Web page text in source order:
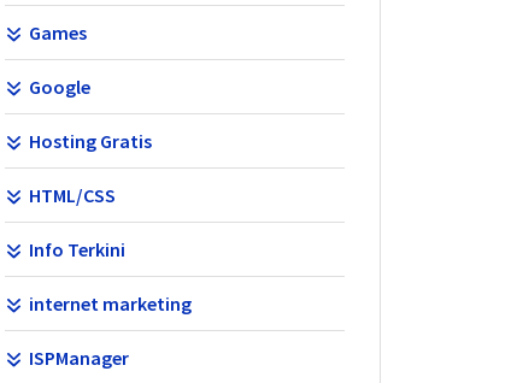
Games
Google
Hosting Gratis
HTML/CSS
Info Terkini
internet marketing
ISPManager